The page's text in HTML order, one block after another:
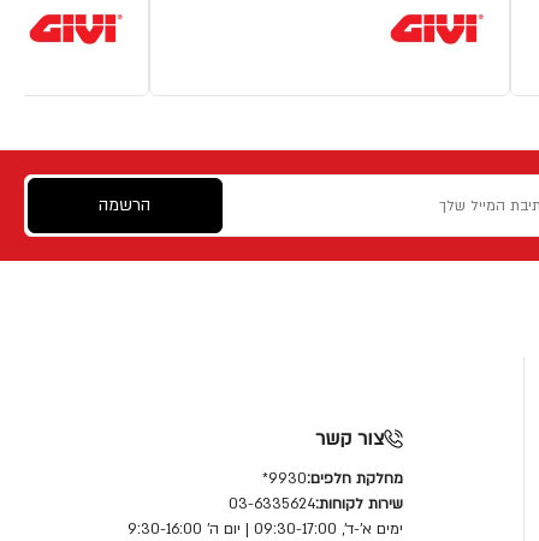
הרשמה
צור קשר
מחלקת חלפים:9930*
שירות לקוחות:03-6335624
ימים א'-ד', 09:30-17:00 | יום ה' 9:30-16:00